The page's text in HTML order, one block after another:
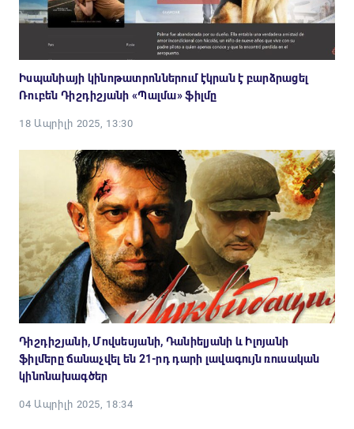
Իսպանիայի կինոթատրոններում էկրան է բարձրացել
Ռուբեն Դիշդիշյանի «Պալմա» ֆիլմը
18 Ապրիլի 2025, 13:30
Դիշդիշյանի, Մովսեսյանի, Դանիելյանի և Իլոյանի
ֆիլմերը ճանաչվել են 21-րդ դարի լավագույն ռուսական
կինոնախագծեր
04 Ապրիլի 2025, 18:34